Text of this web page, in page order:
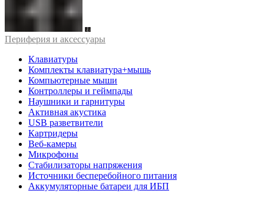
Периферия и аксессуары
Клавиатуры
Комплекты клавиатура+мышь
Компьютерные мыши
Контроллеры и геймпады
Наушники и гарнитуры
Активная акустика
USB разветвители
Картридеры
Веб-камеры
Микрофоны
Стабилизаторы напряжения
Источники бесперебойного питания
Аккумуляторные батареи для ИБП